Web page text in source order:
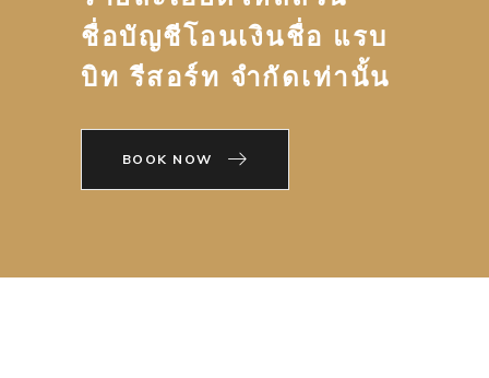
ชื่อบัญชีโอนเงินชื่อ แรบ
บิท รีสอร์ท จำกัดเท่านั้น
BOOK NOW